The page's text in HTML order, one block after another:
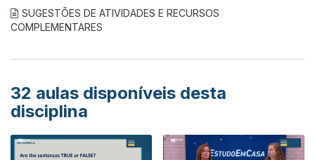
SUGESTÕES DE ATIVIDADES E RECURSOS
COMPLEMENTARES
32 aulas disponíveis desta
disciplina